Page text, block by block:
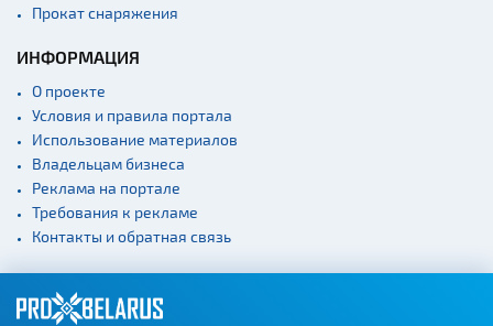
Прокат снаряжения
ИНФОРМАЦИЯ
О проекте
Условия и правила портала
Использование материалов
Владельцам бизнеса
Реклама на портале
Требования к рекламе
Контакты и обратная связь